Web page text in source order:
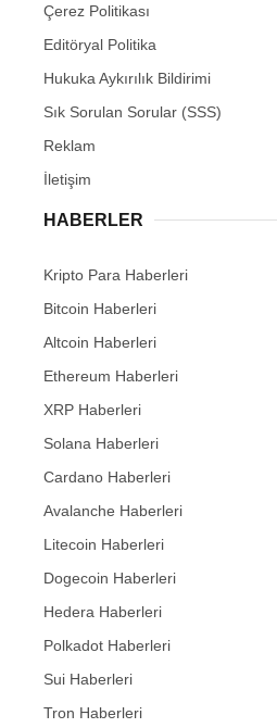
Çerez Politikası
Editöryal Politika
Hukuka Aykırılık Bildirimi
Sık Sorulan Sorular (SSS)
Reklam
İletişim
HABERLER
Kripto Para Haberleri
Bitcoin Haberleri
Altcoin Haberleri
Ethereum Haberleri
XRP Haberleri
Solana Haberleri
Cardano Haberleri
Avalanche Haberleri
Litecoin Haberleri
Dogecoin Haberleri
Hedera Haberleri
Polkadot Haberleri
Sui Haberleri
Tron Haberleri